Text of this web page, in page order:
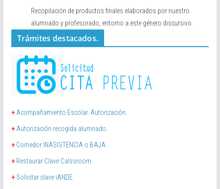
Recopilación de productos finales elaborados por nuestro
alumnado y profesorado, entorno a este género discursivo.
Trámites destacados.
+ Acompañamiento Escolar. Autorización.
+ Autorización recogida alumnado.
+ Comedor INASISTENCIA o BAJA.
+ Restaurar Clave Calssroom.
+ Solicitar clave iANDE.